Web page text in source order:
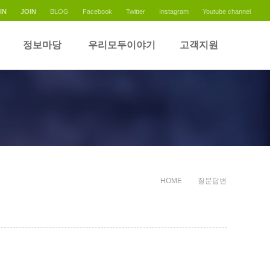
JOIN BLOG Facebook Twitter Instagram Youtube channel
정보마당 우리모두이야기 고객지원
HOME 질문답변